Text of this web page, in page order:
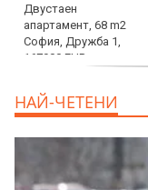
НАЙ-ЧЕТЕНИ